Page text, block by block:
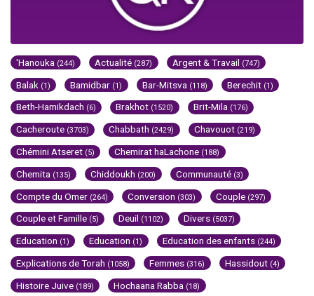
'Hanouka (244) Actualité (287) Argent & Travail (747)
Balak (1) Bamidbar (1) Bar-Mitsva (118) Berechit (1)
Beth-Hamikdach (6) Brakhot (1520) Brit-Mila (176)
Cacheroute (3703) Chabbath (2429) Chavouot (219)
Chémini Atseret (5) Chemirat haLachone (188)
Chemita (135) Chiddoukh (200) Communauté (3)
Compte du Omer (264) Conversion (303) Couple (297)
Couple et Famille (5) Deuil (1102) Divers (5037)
Education (1) Education (1) Education des enfants (244)
Explications de Torah (1058) Femmes (316) Hassidout (4)
Histoire Juive (189) Hochaana Rabba (18)